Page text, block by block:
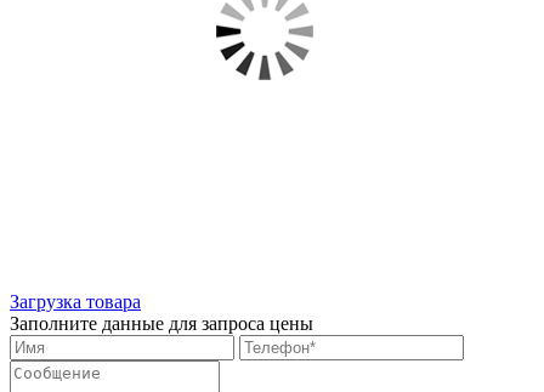
Загрузка товара
Заполните данные для запроса цены